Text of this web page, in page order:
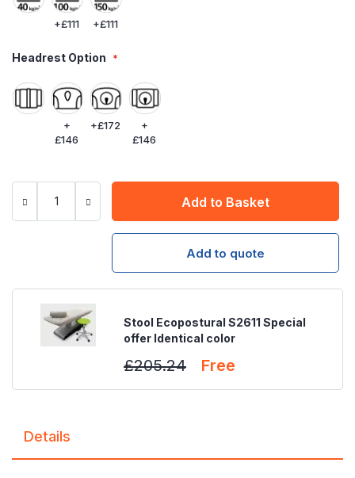
+£111 +£111
Headrest Option
+
£146
+£172
+
£146
Add to Basket
Add to quote
Stool Ecopostural S2611 Special
offer Identical color
£205.24 Free
Details